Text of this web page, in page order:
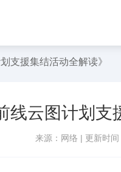
支援集结活动全解读》
线云图计划支
来源：网络 | 更新时